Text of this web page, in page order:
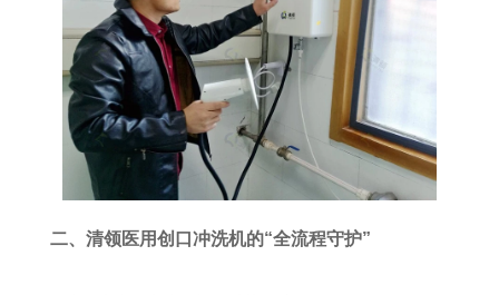
二、清领医用创口冲洗机的“全流程守护”